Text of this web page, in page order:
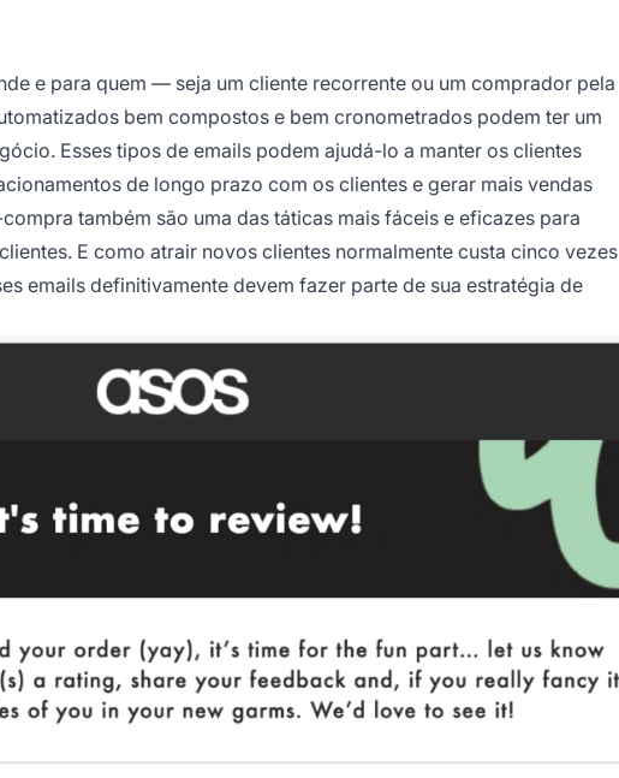
e para quem — seja um cliente recorrente ou um comprador pela
bem compostos e bem cronometrados podem ter um
Esses tipos de emails podem ajudá-lo a manter os clientes
de longo prazo com os clientes e gerar mais vendas
também são uma das táticas mais fáceis e eficazes para
E como atrair novos clientes normalmente custa cinco vezes
emails definitivamente devem fazer parte de sua estratégia de